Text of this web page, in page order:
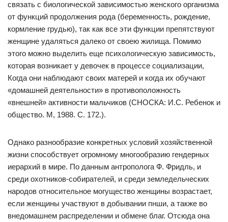
связать с биологической зависимостью женского организма
от функций продолжения рода (беременность, рождение,
кормление грудью), так как все эти функции препятствуют
женщине удаляться далеко от своею жилища. Помимо
этого можно выделить еще психологическую зависимость,
которая возникает у девочек в процессе социализации,
Когда они наблюдают своих матерей и когда их обучают
«домашней деятельности» в противоположность
«внешней» активности мальчиков (СНОСКА: И.С. Ребенок и
общество. М, 1988. С. 172.).
Однако разнообразие конкретных условий хозяйственной
жизни способствует огромному многообразию гендерных
иерархий в мире. По данным антрополога Ф. Фридль, и
среди охотников-собирателей, и среди земледельческих
народов относительное могущество женщины возрастает,
если женщины участвуют в добывании пнши, а также во
внедомашнем распределении и обмене благ. Отсюда она